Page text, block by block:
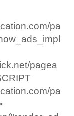
pa
pagea
pa